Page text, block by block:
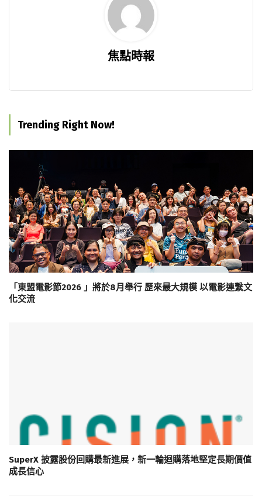
焦點時報
Trending Right Now!
「東盟電影節2026 」將於8月舉行 歷來最大規模 以電影連繫文
化交流
SuperX 披露股份回購最新進展，新一輪迴購落地堅定長期價值
成長信心